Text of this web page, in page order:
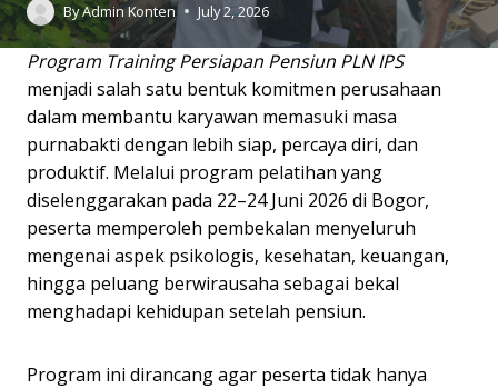
ByAdmin Konten July 2, 2026
Program Training Persiapan Pensiun PLN IPS
menjadi salah satu bentuk komitmen perusahaan
dalam membantu karyawan memasuki masa
purnabakti dengan lebih siap, percaya diri, dan
produktif. Melalui program pelatihan yang
diselenggarakan pada 22–24 Juni 2026 di Bogor,
peserta memperoleh pembekalan menyeluruh
mengenai aspek psikologis, kesehatan, keuangan,
hingga peluang berwirausaha sebagai bekal
menghadapi kehidupan setelah pensiun.
Program ini dirancang agar peserta tidak hanya